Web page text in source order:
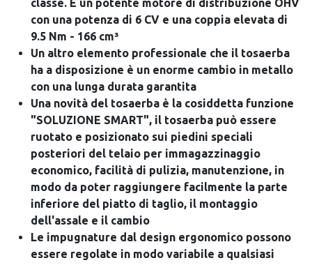
classe. È un potente motore di distribuzione OHV
con una potenza di 6 CV e una coppia elevata di
9.5 Nm - 166 cm³
Un altro elemento professionale che il tosaerba
ha a disposizione è un enorme cambio in metallo
con una lunga durata garantita
Una novità del tosaerba è la cosiddetta funzione
"SOLUZIONE SMART", il tosaerba può essere
ruotato e posizionato sui piedini speciali
posteriori del telaio per immagazzinaggio
economico, facilità di pulizia, manutenzione, in
modo da poter raggiungere facilmente la parte
inferiore del piatto di taglio, il montaggio
dell'assale e il cambio
Le impugnature dal design ergonomico possono
essere regolate in modo variabile a qualsiasi